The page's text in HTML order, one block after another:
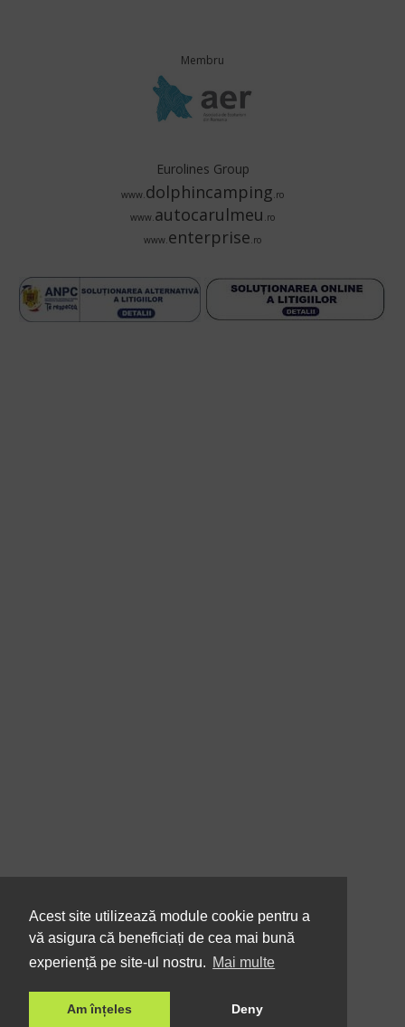
Acest site utilizează module cookie pentru a
vă asigura că beneficiați de cea mai bună
experiență pe site-ul nostru. Mai multe
Am înțeles Deny
Membru
Eurolines Group
www.dolphincamping.ro
www.autocarulmeu .ro
www.enterprise.ro